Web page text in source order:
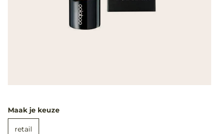
Maak je keuze
retail